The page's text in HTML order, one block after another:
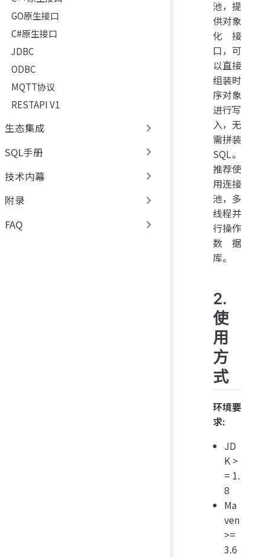
GO原生接口
C#原生接口
JDBC
ODBC
MQTT协议
RESTAPI V1
生态集成
SQL手册
技术内幕
附录
FAQ
池，提
供对象
化接
口，可
以直接
组装时
序对象
进行写
入，无
需拼装
SQL。
推荐使
用连接
池，多
线程并
行操作
数据
库。
2.
使
用
方
式
环境要
求:
JD
K >
= 1.
8
Ma
ven
>=
3.6